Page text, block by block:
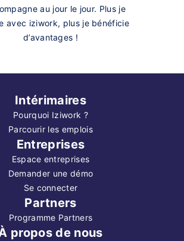
au jour le jour. Plus je
avec iziwork, plus je bénéficie
d’avantages !
Intérimaires
Pourquoi Iziwork ?
Parcourir les emplois
Entreprises
Espace entreprises
Demander une démo
Se connecter
Partners
Programme Partners
propos de nous